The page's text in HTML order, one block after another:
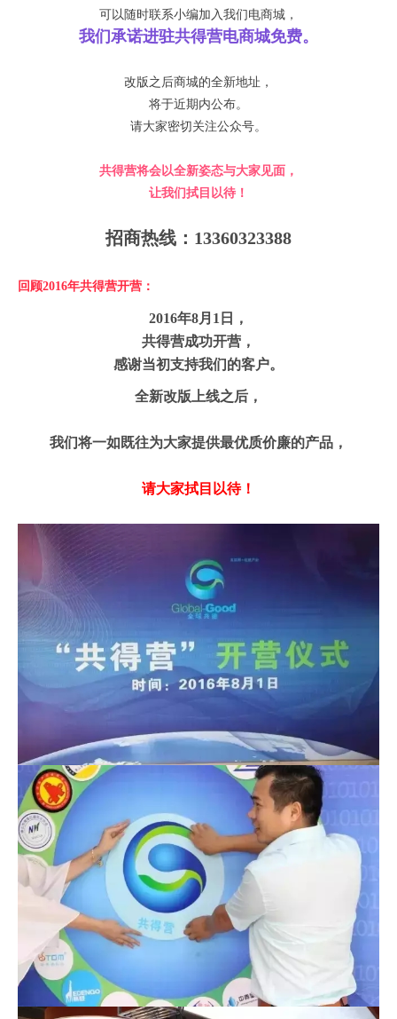
可以随时联系小编加入我们电商城，
我们承诺进驻共得营电商城免费。
改版之后商城的全新地址，
将于近期内公布。
请大家密切关注公众号。
共得营将会以全新姿态与大家见面，
让我们拭目以待！
招商热线：13360323388
回顾2016年共得营开营：
2016年8月1日，
共得营成功开营，
感谢当初支持我们的客户。
全新改版上线之后，
我们将一如既往为大家提供最优质价廉的产品，
请大家拭目以待！